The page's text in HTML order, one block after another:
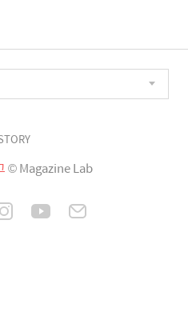
© Magazine Lab